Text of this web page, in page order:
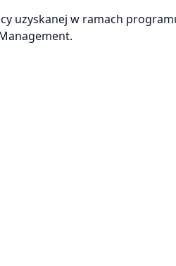
uzyskanej w ramach